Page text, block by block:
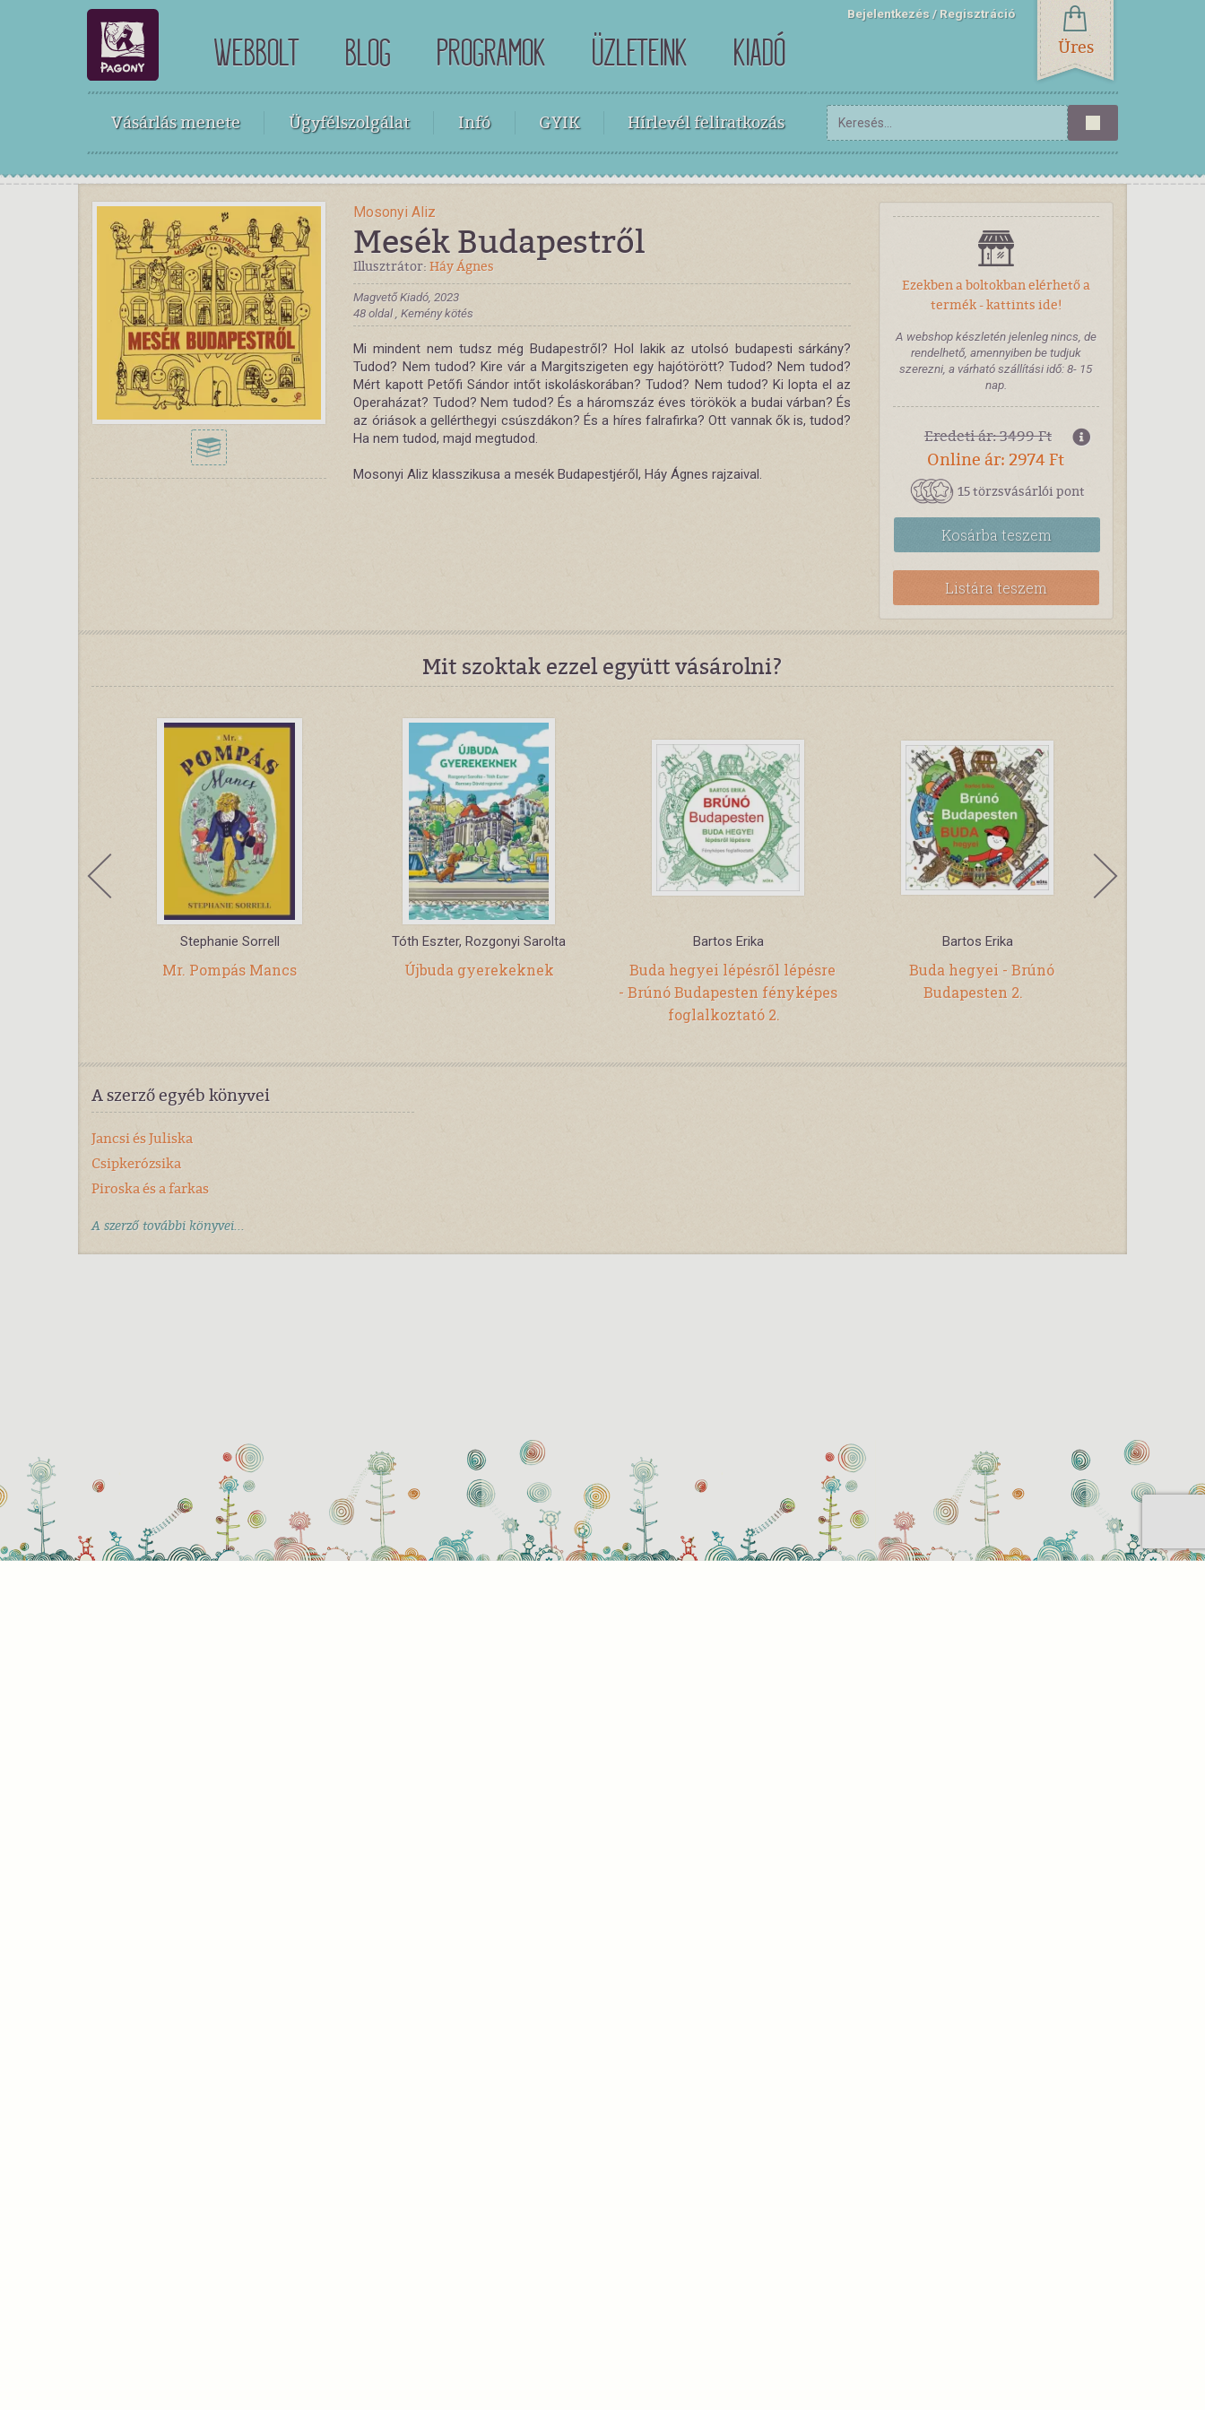
WEBBOLT BLOG PROGRAMOK ÜZLETEINK KIADÓ
Bejelentkezés Regisztráció
Üres
Vásárlás menete Ügyfélszolgálat Infó GYIK Hírlevél feliratkozás
Mosonyi Aliz
Mesék Budapestről
Illusztrátor:Háy Ágnes
Magvető Kiadó, 2023
48 oldal , Kemény kötés
Mi mindent nem tudsz még Budapestről? Hol lakik az utolsó budapesti sárkány?
Tudod? Nem tudod? Kire vár a Margitszigeten egy hajótörött? Tudod? Nem tudod?
Mért kapott Petőfi Sándor intőt iskoláskorában? Tudod? Nem tudod? Ki lopta el az
Operaházat? Tudod? Nem tudod? És a háromszáz éves törökök a budai várban? És
az óriások a gellérthegyi csúszdákon? És a híres falrafirka? Ott vannak ők is, tudod?
Ha nem tudod, majd megtudod.
Mosonyi Aliz klasszikusa a mesék Budapestjéről, Háy Ágnes rajzaival.
Ezekben a boltokban elérhető a
termék - kattints ide!
A webshop készletén jelenleg nincs, de
rendelhető, amennyiben be tudjuk
szerezni, a várható szállítási idő: 8- 15
nap.
Eredeti ár: 3499 Ft
Online ár: 2974 Ft
15 törzsvásárlói pont
Kosárbateszem
Listára teszem
Mit szoktak ezzel együtt vásárolni?
Stephanie Sorrell
Mr. Pompás Mancs
Tóth Eszter, Rozgonyi Sarolta
Újbuda gyerekeknek
Bartos Erika
Buda hegyei lépésről lépésre
- Brúnó Budapesten fényképes
foglalkoztató 2.
Bartos Erika
Buda hegyei - Brúnó
Budapesten 2.
A szerző egyéb könyvei
Jancsi és Juliska
Csipkerózsika
Piroska és a farkas
A szerző további könyvei...